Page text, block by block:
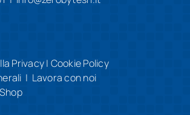
Privacy| Cookie Policy
| Lavora con noi